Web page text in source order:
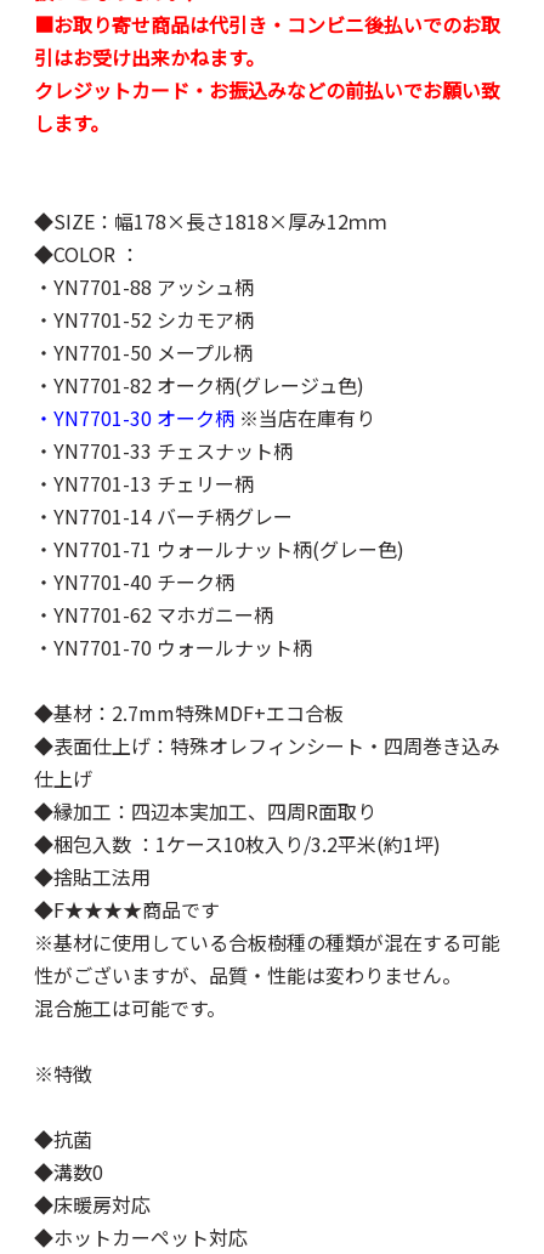
■お取り寄せ商品は代引き・コンビニ後払いでのお取
引はお受け出来かねます。
クレジットカード・お振込みなどの前払いでお願い致
します。
◆SIZE：幅178×長さ1818×厚み12ｍｍ
◆COLOR ：
・YN7701-88 アッシュ柄
・YN7701-52 シカモア柄
・YN7701-50 メープル柄
・YN7701-82 オーク柄(グレージュ色)
・YN7701-30 オーク柄 ※当店在庫有り
・YN7701-33 チェスナット柄
・YN7701-13 チェリー柄
・YN7701-14 バーチ柄グレー
・YN7701-71 ウォールナット柄(グレー色)
・YN7701-40 チーク柄
・YN7701-62 マホガニー柄
・YN7701-70 ウォールナット柄
◆基材：2.7mm特殊MDF+エコ合板
◆表面仕上げ：特殊オレフィンシート・四周巻き込み
仕上げ
◆縁加工：四辺本実加工、四周R面取り
◆梱包入数 ：1ケース10枚入り/3.2平米(約1坪)
◆捨貼工法用
◆F★★★★商品です
※基材に使用している合板樹種の種類が混在する可能
性がございますが、品質・性能は変わりません。
混合施工は可能です。
※特徴
◆抗菌
◆溝数0
◆床暖房対応
◆ホットカーペット対応